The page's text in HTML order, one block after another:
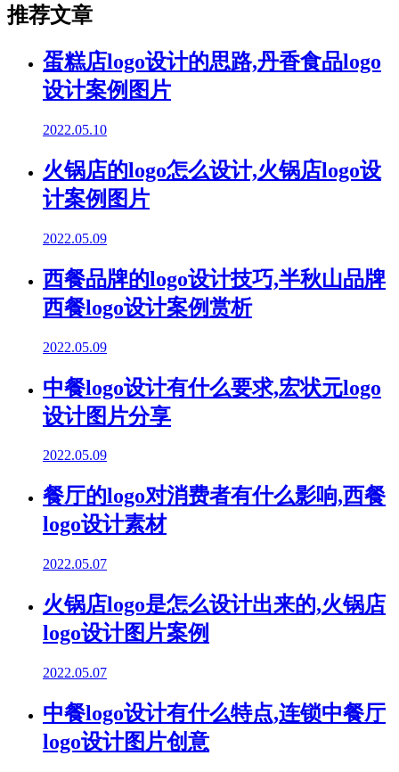
推荐文章
蛋糕店logo设计的思路,丹香食品logo
设计案例图片
2022.05.10
火锅店的logo怎么设计,火锅店logo设
计案例图片
2022.05.09
西餐品牌的logo设计技巧,半秋山品牌
西餐logo设计案例赏析
2022.05.09
中餐logo设计有什么要求,宏状元logo
设计图片分享
2022.05.09
餐厅的logo对消费者有什么影响,西餐
logo设计素材
2022.05.07
火锅店logo是怎么设计出来的,火锅店
logo设计图片案例
2022.05.07
中餐logo设计有什么特点,连锁中餐厅
logo设计图片创意